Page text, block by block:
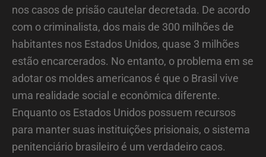
nos casos de prisão cautelar decretada. De acordo
com o criminalista, dos mais de 300 milhões de
habitantes nos Estados Unidos, quase 3 milhões
estão encarcerados. No entanto, o problema em se
adotar os moldes americanos é que o Brasil vive
uma realidade social e econômica diferente.
Enquanto os Estados Unidos possuem recursos
para manter suas instituições prisionais, o sistema
penitenciário brasileiro é um verdadeiro caos.